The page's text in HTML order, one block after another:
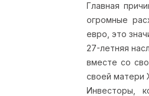
Главная
огромные
евро, это
27-летняя
вместе со
своей матери
Инвесторы,